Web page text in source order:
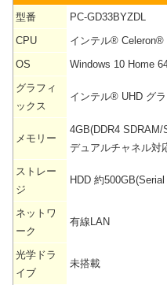
型番
PC-GD33BYZDL
CPU
インテル® Celeron®
OS
Windows 10 Home
グラフィ
ックス
インテル® UHD グ
メモリー
4GB(DDR4 SDRAM/
デュアルチャネル対
ストレー
ジ
HDD 約
ネットワ
ーク
有線LAN
光学ドラ
イブ
未搭載